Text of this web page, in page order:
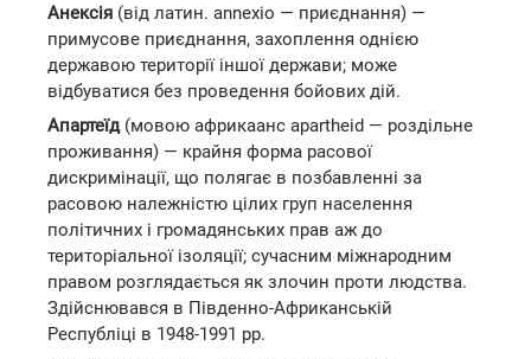
Анексія (від латин. annexio — приєднання) —
примусове приєднання, захоплення однією
державою території іншої держави; може
відбуватися без проведення бойових дій.
Апартеїд(мовою африкаанс apartheid — роздільне
проживання) — крайня форма расової
дискримінації, що полягає в позбавленні за
расовою належністю цілих груп населення
політичних і громадянських прав аж до
територіальної ізоляції; сучасним міжнародним
правом розглядається як злочин проти людства.
Здійснювався в Південно-Африканській
Республіці в 1948-1991 рр.